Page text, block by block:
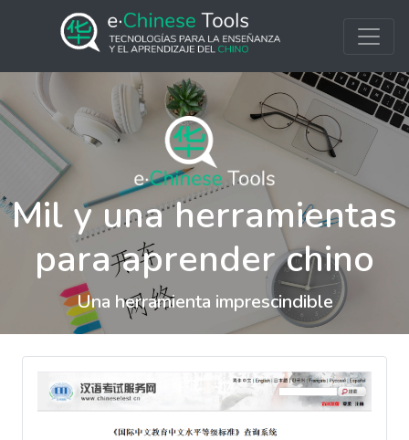
Mil y una herramientas
para aprender chino
Una herramienta imprescindible